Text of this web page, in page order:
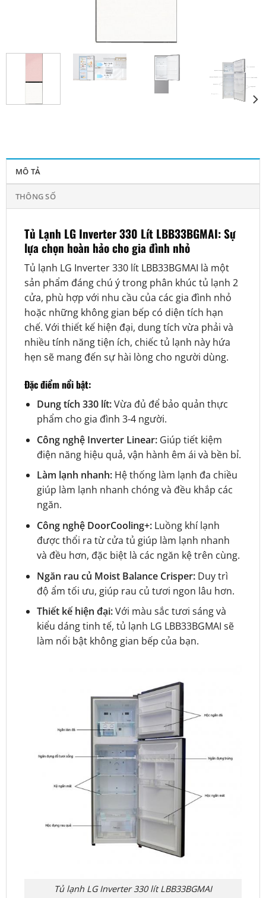
MÔ TẢ
THÔNG SỐ
Tủ Lạnh LG Inverter 330 Lít LBB33BGMAI: Sự
lựa chọn hoàn hảo cho gia đình nhỏ
Tủ lạnh LG Inverter 330 lít LBB33BGMAI là một
sản phẩm đáng chú ý trong phân khúc tủ lạnh 2
cửa, phù hợp với nhu cầu của các gia đình nhỏ
hoặc những không gian bếp có diện tích hạn
chế. Với thiết kế hiện đại, dung tích vừa phải và
nhiều tính năng tiện ích, chiếc tủ lạnh này hứa
hẹn sẽ mang đến sự hài lòng cho người dùng.
Đặc điểm nổi bật:
Dung tích 330 lít:Vừa đủ để bảo quản thực
phẩm cho gia đình 3-4 người.
Công nghệ Inverter Linear:Giúp tiết kiệm
điện năng hiệu quả, vận hành êm ái và bền bỉ.
Làm lạnh nhanh:Hệ thống làm lạnh đa chiều
giúp làm lạnh nhanh chóng và đều khắp các
ngăn.
Công nghệ DoorCooling+:Luồng khí lạnh
được thổi ra từ cửa tủ giúp làm lạnh nhanh
và đều hơn, đặc biệt là các ngăn kệ trên cùng.
Ngăn rau củ Moist Balance Crisper:Duy trì
độ ẩm tối ưu, giúp rau củ tươi ngon lâu hơn.
Thiết kế hiện đại:Với màu sắc tươi sáng và
kiểu dáng tinh tế, tủ lạnh LG LBB33BGMAI sẽ
làm nổi bật không gian bếp của bạn.
Tủ lạnh LG Inverter 330 lít LBB33BGMAI